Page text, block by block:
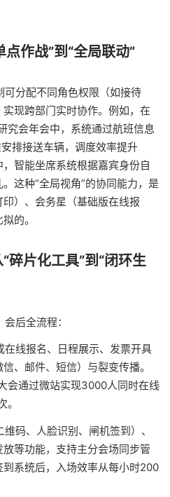
点作战”到“全局联动”
可分配不同角色权限（如接待
现跨部门实时协作。例如，在
究会年会中，系统通过航班信息
排接送车辆，调度效率提升
智能坐席系统根据嘉宾身份自
这种“全局视角”的协同能力，是
）、会务星（基础版在线报
的。
碎片化工具”到“闭环生
后全流程：
在线报名、日程展示、发票开具
、邮件、短信）与裂变传播。
会通过微站实现3000人同时在线
码、人脸识别、闸机签到）、
等功能，支持主分会场同步管
系统后，入场效率从每小时200